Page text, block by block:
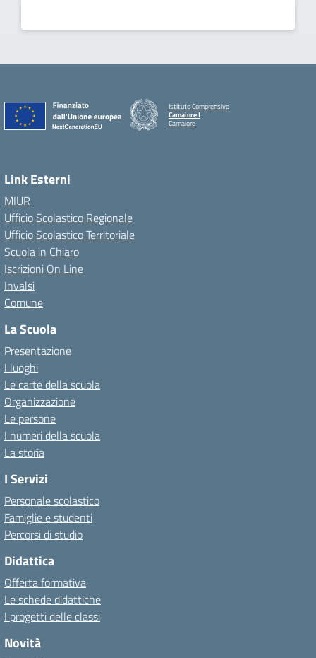
Istituto Comprensivo
Camaiore I
Camaiore
Link Esterni
MIUR
Ufficio Scolastico Regionale
Ufficio Scolastico Territoriale
Scuola in Chiaro
Iscrizioni On Line
Invalsi
Comune
La Scuola
Presentazione
I luoghi
Le carte della scuola
Organizzazione
Le persone
I numeri della scuola
La storia
I Servizi
Personale scolastico
Famiglie e studenti
Percorsi di studio
Didattica
Offerta formativa
Le schede didattiche
I progetti delle classi
Novità